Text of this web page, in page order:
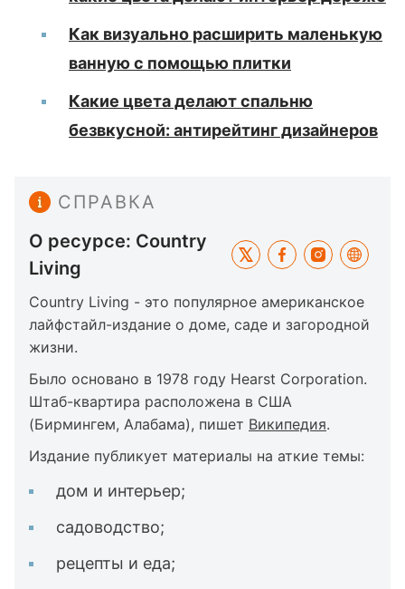
Как визуально расширить маленькую
ванную с помощью плитки
Какие цвета делают спальню
безвкусной: антирейтинг дизайнеров
СПРАВКА
О ресурсе: Country
Living
Country Living - это популярное американское
лайфстайл-издание о доме, саде и загородной
жизни.
Было основано в 1978 году Hearst Corporation.
Штаб-квартира расположена в США
(Бирмингем, Алабама), пишет Википедия.
Издание публикует материалы на аткие темы:
дом и интерьер;
садоводство;
рецепты и еда;